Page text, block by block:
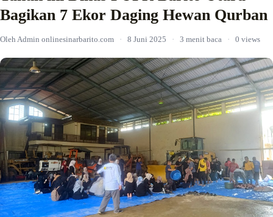
Bagikan 7 Ekor Daging Hewan Qurban
Oleh Admin onlinesinarbarito.com · 8 Juni 2025 · 3 menit baca · 0 views